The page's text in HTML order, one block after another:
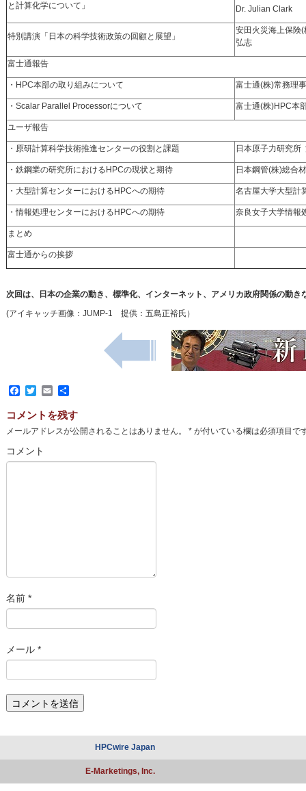
と計算化学について」
Dr. Julian Clark
特別講演「日本の科学技術政策の回顧と展望」
安田火災海上保険
弘志
富士通報告
・HPC本部の取り組みについて 富士通(株)常務理
・Scalar Parallel Processorについて 富士通(株)HPC本
ユーザ報告
・原研計算科学技術推進センターの役割と課題 日本原子力研究所
・鉄鋼業の研究所におけるHPCの現状と期待 日本鋼管(株)総合
・大型計算センターにおけるHPCへの期待 名古屋大学大型計
・情報処理センターにおけるHPCへの期待 奈良女子大学情報
まとめ
富士通からの挨拶
次回は、日本の企業の動き、標準化、インターネット、アメリカ政府関係の動
(アイキャッチ画像：JUMP-1 提供：五島正裕氏）
Facebook
TwitterEmail
共
コメントを残す
メールアドレスが公開されることはありません。 *が付いている欄は必須項目で
コメント
名前 *
メール *
HPCwire Japan
E-Marketings, Inc.